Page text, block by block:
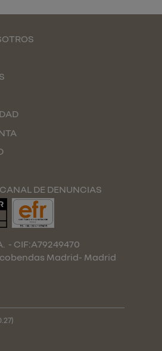
DE DENUNCIAS
- CIF:A79249470
Madrid- Madrid